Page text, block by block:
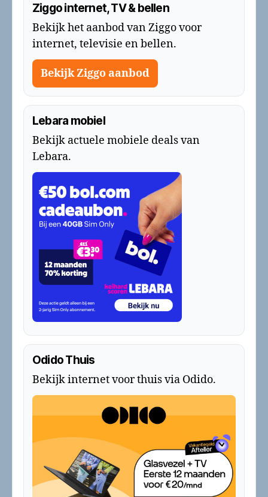
Ziggo internet, TV & bellen
Bekijk het aanbod van Ziggo voor
internet, televisie en bellen.
Bekijk Ziggo aanbod
Lebara mobiel
Bekijk actuele mobiele deals van
Lebara.
Odido Thuis
Bekijk internet voor thuis via Odido.